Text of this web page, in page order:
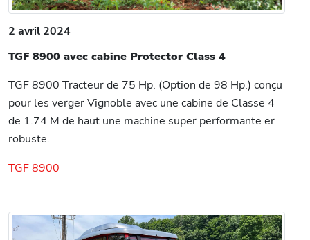
2 avril 2024
TGF 8900 avec cabine Protector Class 4
TGF 8900 Tracteur de 75 Hp. (Option de 98 Hp.) conçu
pour les verger Vignoble avec une cabine de Classe 4
de 1.74 M de haut une machine super performante er
robuste.
TGF 8900